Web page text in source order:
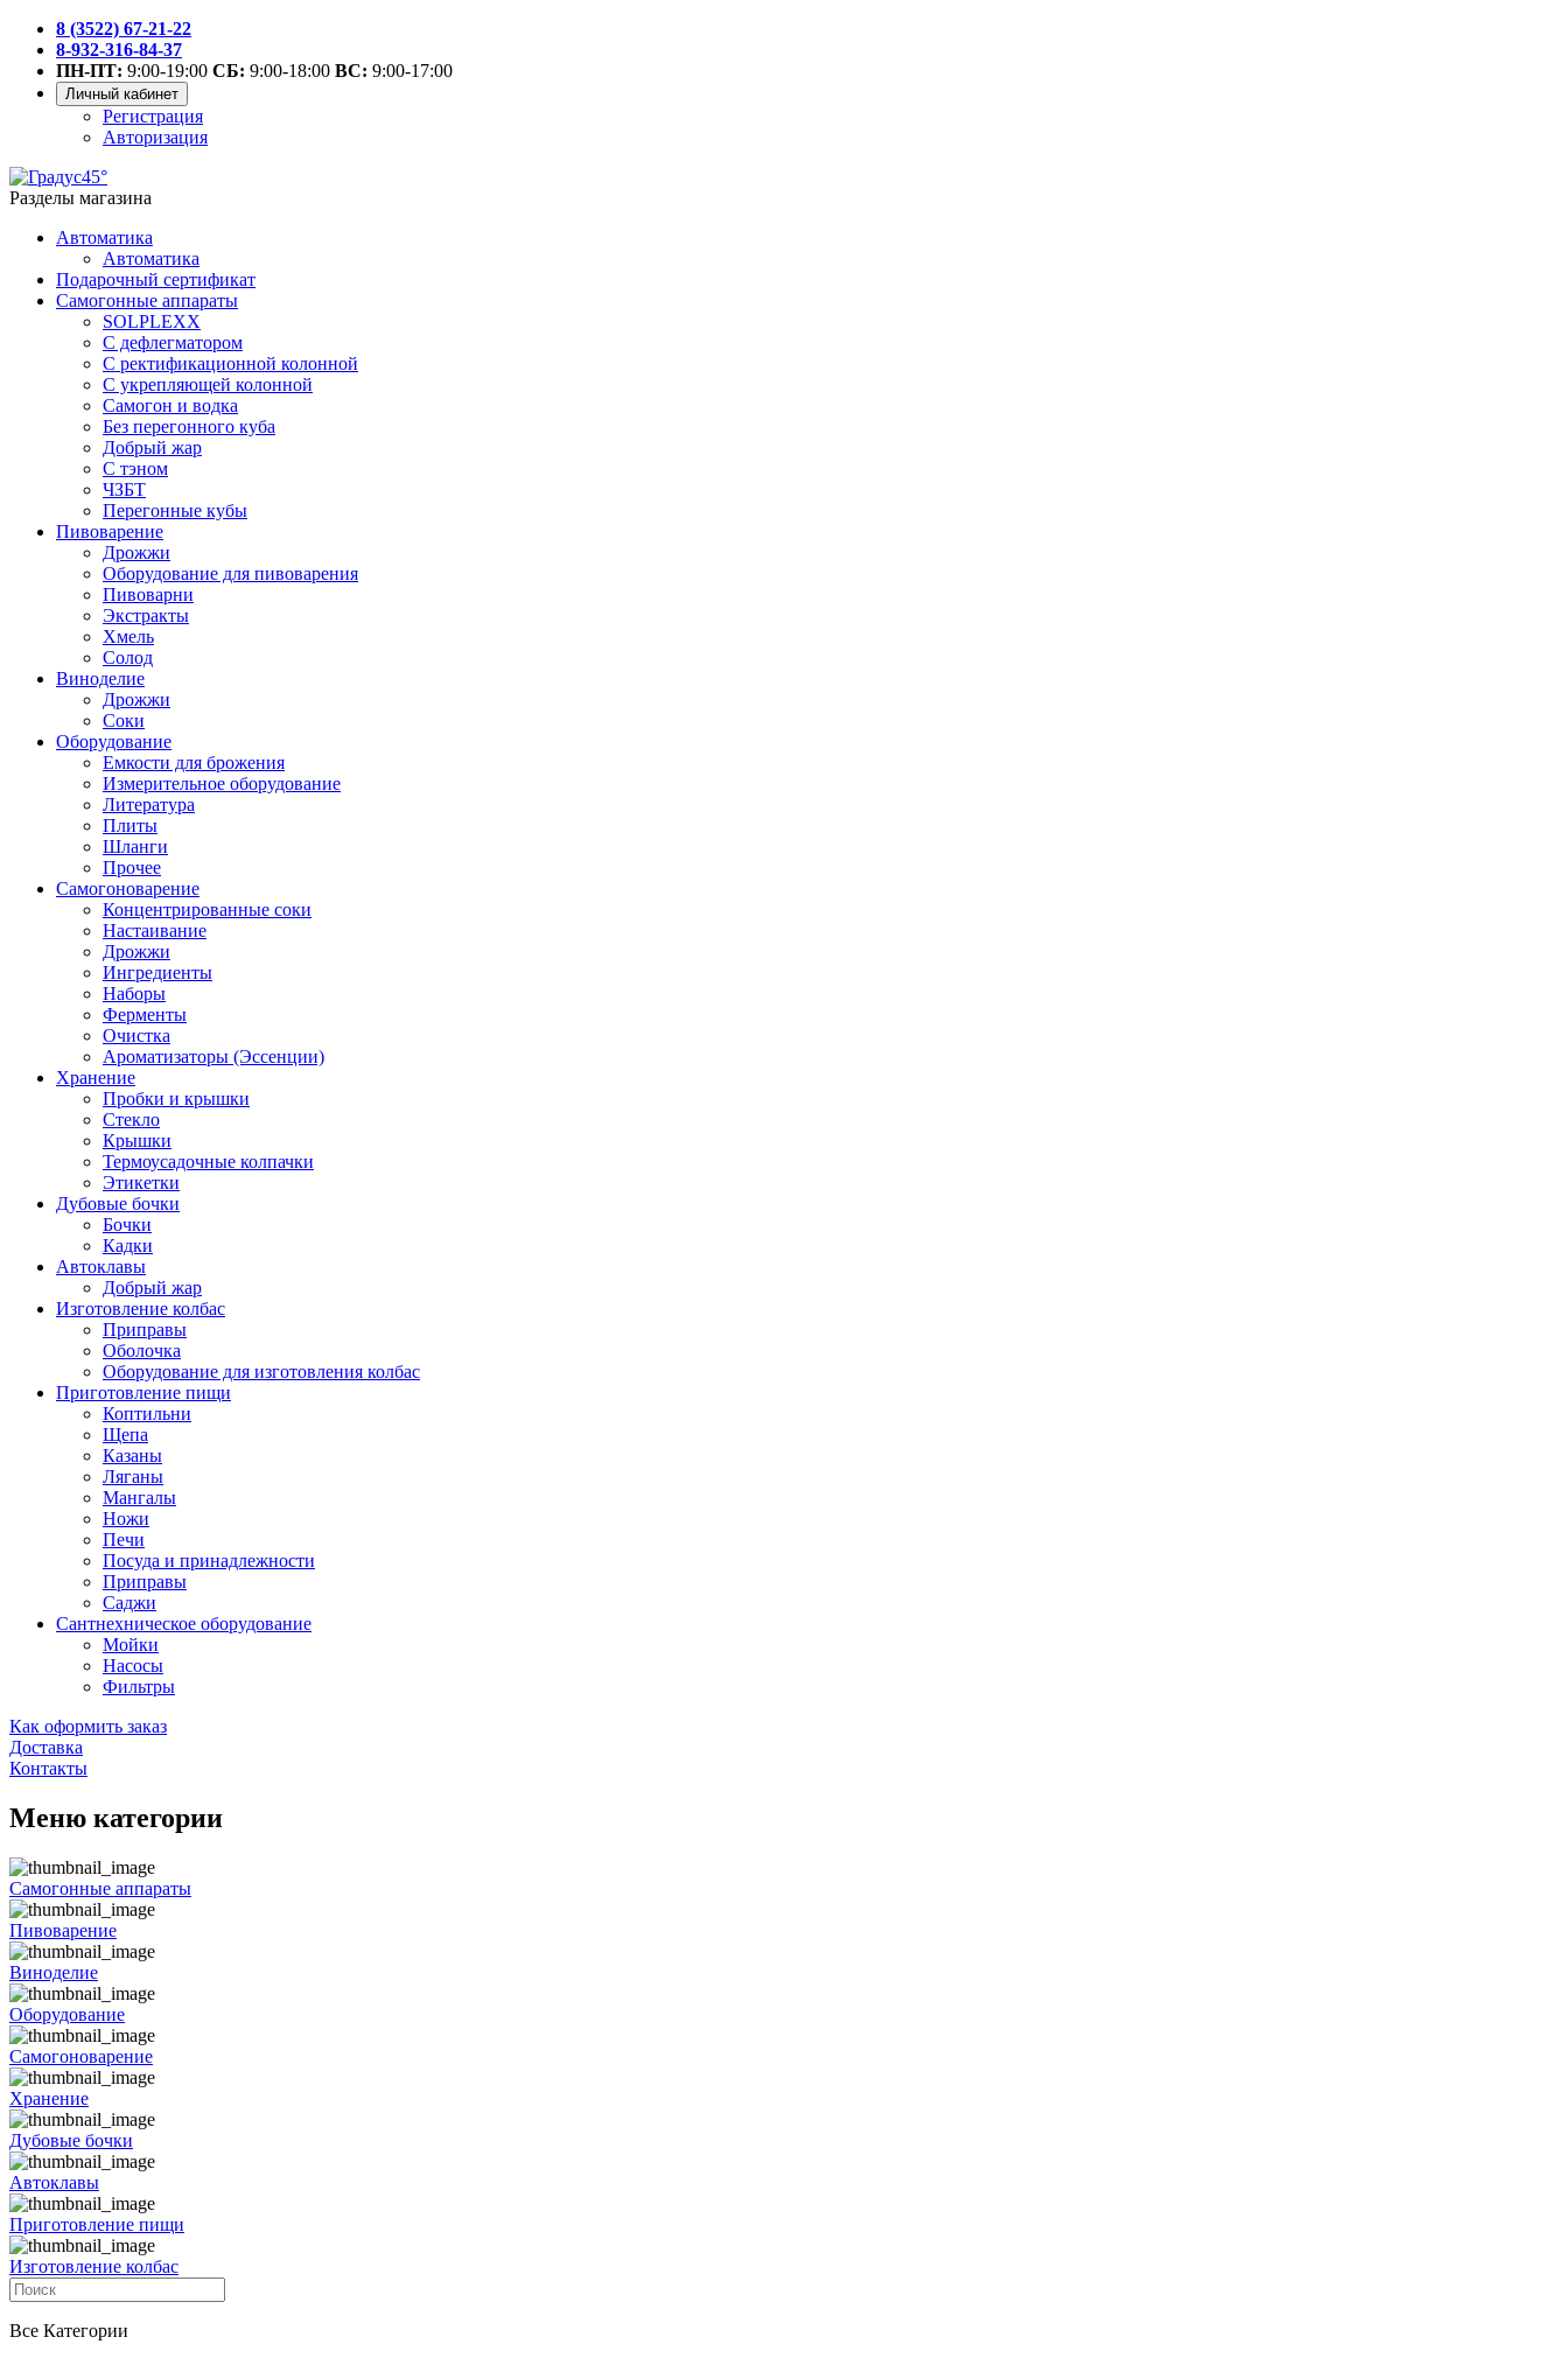
8 (3522) 67-21-22
8-932-316-84-37
ПН-ПТ: 9:00-19:00 СБ: 9:00-18:00 ВС: 9:00-17:00
Личный кабинет
Регистрация
Авторизация
Разделы магазина
Автоматика
Автоматика
Подарочный сертификат
Самогонные аппараты
SOLPLEXX
С дефлегматором
С ректификационной колонной
С укрепляющей колонной
Самогон и водка
Без перегонного куба
Добрый жар
С тэном
ЧЗБТ
Перегонные кубы
Пивоварение
Дрожжи
Оборудование для пивоварения
Пивоварни
Экстракты
Хмель
Солод
Виноделие
Дрожжи
Соки
Оборудование
Емкости для брожения
Измерительное оборудование
Литература
Плиты
Шланги
Прочее
Самогоноварение
Концентрированные соки
Настаивание
Дрожжи
Ингредиенты
Наборы
Ферменты
Очистка
Ароматизаторы (Эссенции)
Хранение
Пробки и крышки
Стекло
Крышки
Термоусадочные колпачки
Этикетки
Дубовые бочки
Бочки
Кадки
Автоклавы
Добрый жар
Изготовление колбас
Приправы
Оболочка
Оборудование для изготовления колбас
Приготовление пищи
Коптильни
Щепа
Казаны
Ляганы
Мангалы
Ножи
Печи
Посуда и принадлежности
Приправы
Саджи
Сантнехническое оборудование
Мойки
Насосы
Фильтры
Как оформить заказ
Доставка
Контакты
Меню категории
Самогонные аппараты
Пивоварение
Виноделие
Оборудование
Самогоноварение
Хранение
Дубовые бочки
Автоклавы
Приготовление пищи
Изготовление колбас
Все Категории